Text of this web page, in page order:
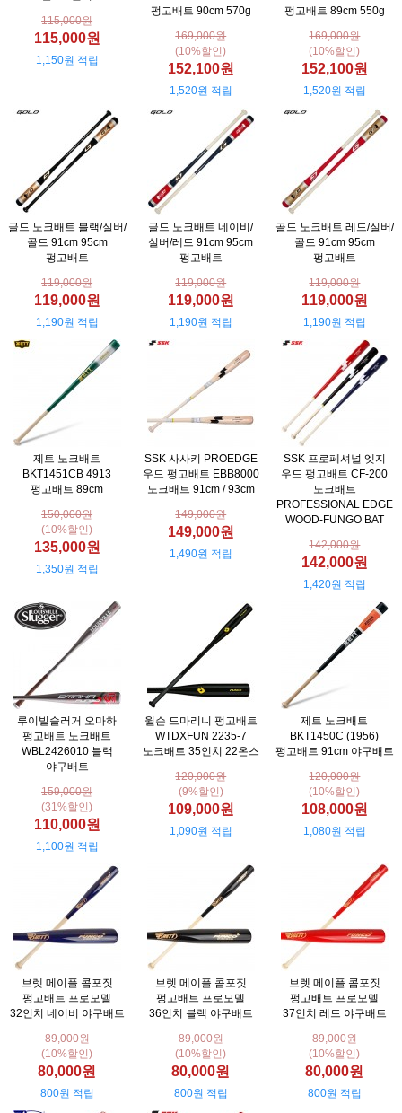
115,000원
115,000원
1,150원 적립
펑고배트 90cm 570g
169,000원
(10%할인)
152,100원
1,520원 적립
펑고배트 89cm 550g
169,000원
(10%할인)
152,100원
1,520원 적립
골드 노크배트 블랙/실버/
골드 91cm 95cm
펑고배트
119,000원
119,000원
1,190원 적립
골드 노크배트 네이비/
실버/레드 91cm 95cm
펑고배트
119,000원
119,000원
1,190원 적립
골드 노크배트 레드/실버/
골드 91cm 95cm
펑고배트
119,000원
119,000원
1,190원 적립
제트 노크배트
BKT1451CB 4913
펑고배트 89cm
150,000원
(10%할인)
135,000원
1,350원 적립
SSK 사사키 PROEDGE
우드 펑고배트 EBB8000
노크배트 91cm / 93cm
149,000원
149,000원
1,490원 적립
SSK 프로페셔널 엣지
우드 펑고배트 CF-200
노크배트
PROFESSIONAL EDGE
WOOD-FUNGO BAT
142,000원
142,000원
1,420원 적립
루이빌슬러거 오마하
펑고배트 노크배트
WBL2426010 블랙
야구배트
159,000원
(31%할인)
110,000원
1,100원 적립
윌슨 드마리니 펑고배트
WTDXFUN 2235-7
노크배트 35인치 22온스
120,000원
(9%할인)
109,000원
1,090원 적립
제트 노크배트
BKT1450C (1956)
펑고배트 91cm 야구배트
120,000원
(10%할인)
108,000원
1,080원 적립
브렛 메이플 콤포짓
펑고배트 프로모델
32인치 네이비 야구배트
89,000원
(10%할인)
80,000원
800원 적립
브렛 메이플 콤포짓
펑고배트 프로모델
36인치 블랙 야구배트
89,000원
(10%할인)
80,000원
800원 적립
브렛 메이플 콤포짓
펑고배트 프로모델
37인치 레드 야구배트
89,000원
(10%할인)
80,000원
800원 적립